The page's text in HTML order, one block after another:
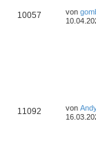
10057 von
11092 von